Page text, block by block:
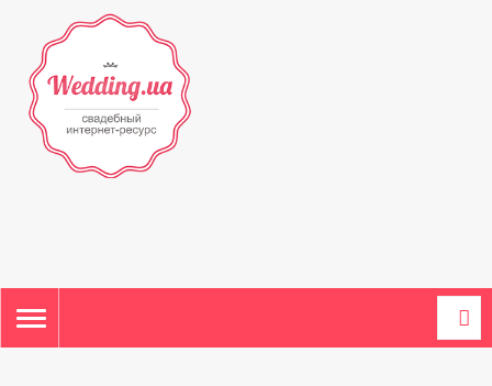
TOGGLE
NAVIGATION